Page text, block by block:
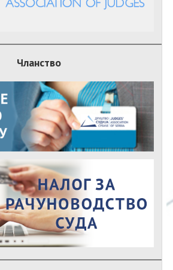
Чланство